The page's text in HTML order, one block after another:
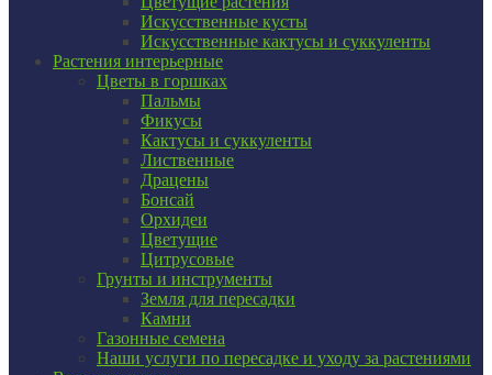
Искусственные кусты
Искусственные кактусы и суккуленты
Растения интерьерные
Цветы в горшках
Пальмы
Фикусы
Кактусы и суккуленты
Лиственные
Драцены
Бонсай
Орхидеи
Цветущие
Цитрусовые
Грунты и инструменты
Земля для пересадки
Камни
Газонные семена
Наши услуги по пересадке и уходу за растениями